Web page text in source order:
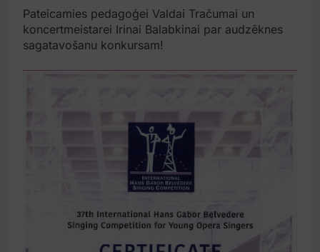
Pateicamies pedagoģei Valdai Tračumai un
koncertmeistarei Irinai Balabkinai par audzēknes
sagatavošanu konkursam!